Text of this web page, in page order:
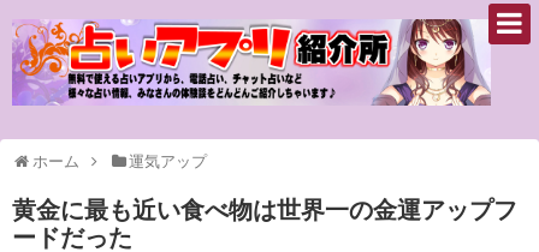
ホーム 運気アップ
黄金に最も近い食べ物は世界一の金運アップフ
ードだった